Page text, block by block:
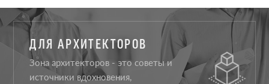
ДЛЯ АРХИТЕКТОРОВ
Зона архитекторов - это советы и
источники вдохновения,